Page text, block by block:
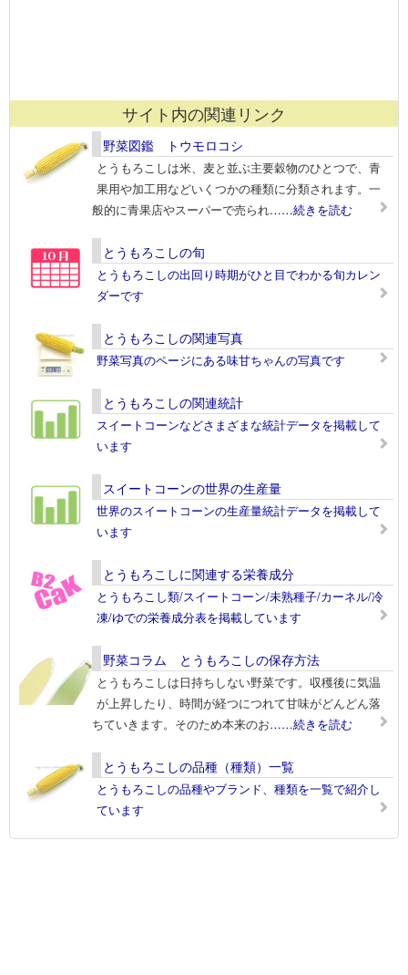
サイト内の関連リンク
野菜図鑑 トウモロコシ
とうもろこしは米、麦と並ぶ主要穀物のひとつで、青
果用や加工用などいくつかの種類に分類されます。一
般的に青果店やスーパーで売られ……続きを読む
とうもろこしの旬
とうもろこしの出回り時期がひと目でわかる旬カレン
ダーです
とうもろこしの関連写真
野菜写真のページにある味甘ちゃんの写真です
とうもろこしの関連統計
スイートコーンなどさまざまな統計データを掲載して
います
スイートコーンの世界の生産量
世界のスイートコーンの生産量統計データを掲載して
います
とうもろこしに関連する栄養成分
とうもろこし類/スイートコーン/未熟種子/カーネル/冷
凍/ゆでの栄養成分表を掲載しています
野菜コラム とうもろこしの保存方法
とうもろこしは日持ちしない野菜です。収穫後に気温
が上昇したり、時間が経つにつれて甘味がどんどん落
ちていきます。そのため本来のお……続きを読む
とうもろこしの品種（種類）一覧
とうもろこしの品種やブランド、種類を一覧で紹介し
ています